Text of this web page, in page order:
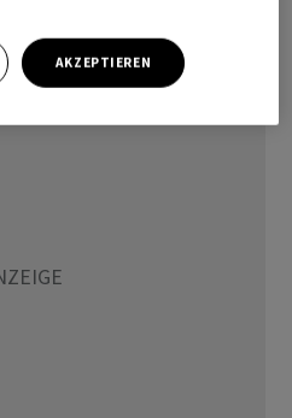
und er gilt als
AKZEPTIEREN